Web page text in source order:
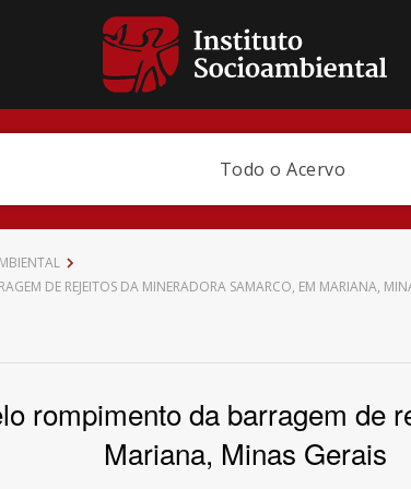
Todo o Acervo
Bioma / Bacia
DE REJEITOS DA MINERADORA SAMARCO, EM MARIANA,
rompimento da barragem de
Mariana, Minas Gerais